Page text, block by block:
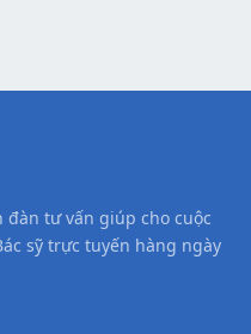
đàn tư vấn giúp cho cuộc
sỹ trực tuyến hàng ngày